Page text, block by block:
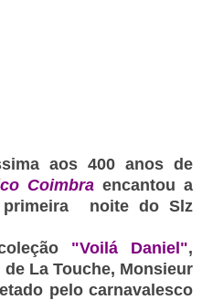
aos 400 anos de
Coimbra encantou a
primeira noite do Slz
"Voilá Daniel",
La Touche, Monsieur
pelo carnavalesco